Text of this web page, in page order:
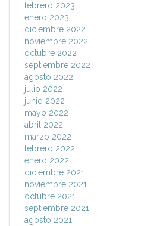
febrero 2023
enero 2023
diciembre 2022
noviembre 2022
octubre 2022
septiembre 2022
agosto 2022
julio 2022
junio 2022
mayo 2022
abril 2022
marzo 2022
febrero 2022
enero 2022
diciembre 2021
noviembre 2021
octubre 2021
septiembre 2021
agosto 2021